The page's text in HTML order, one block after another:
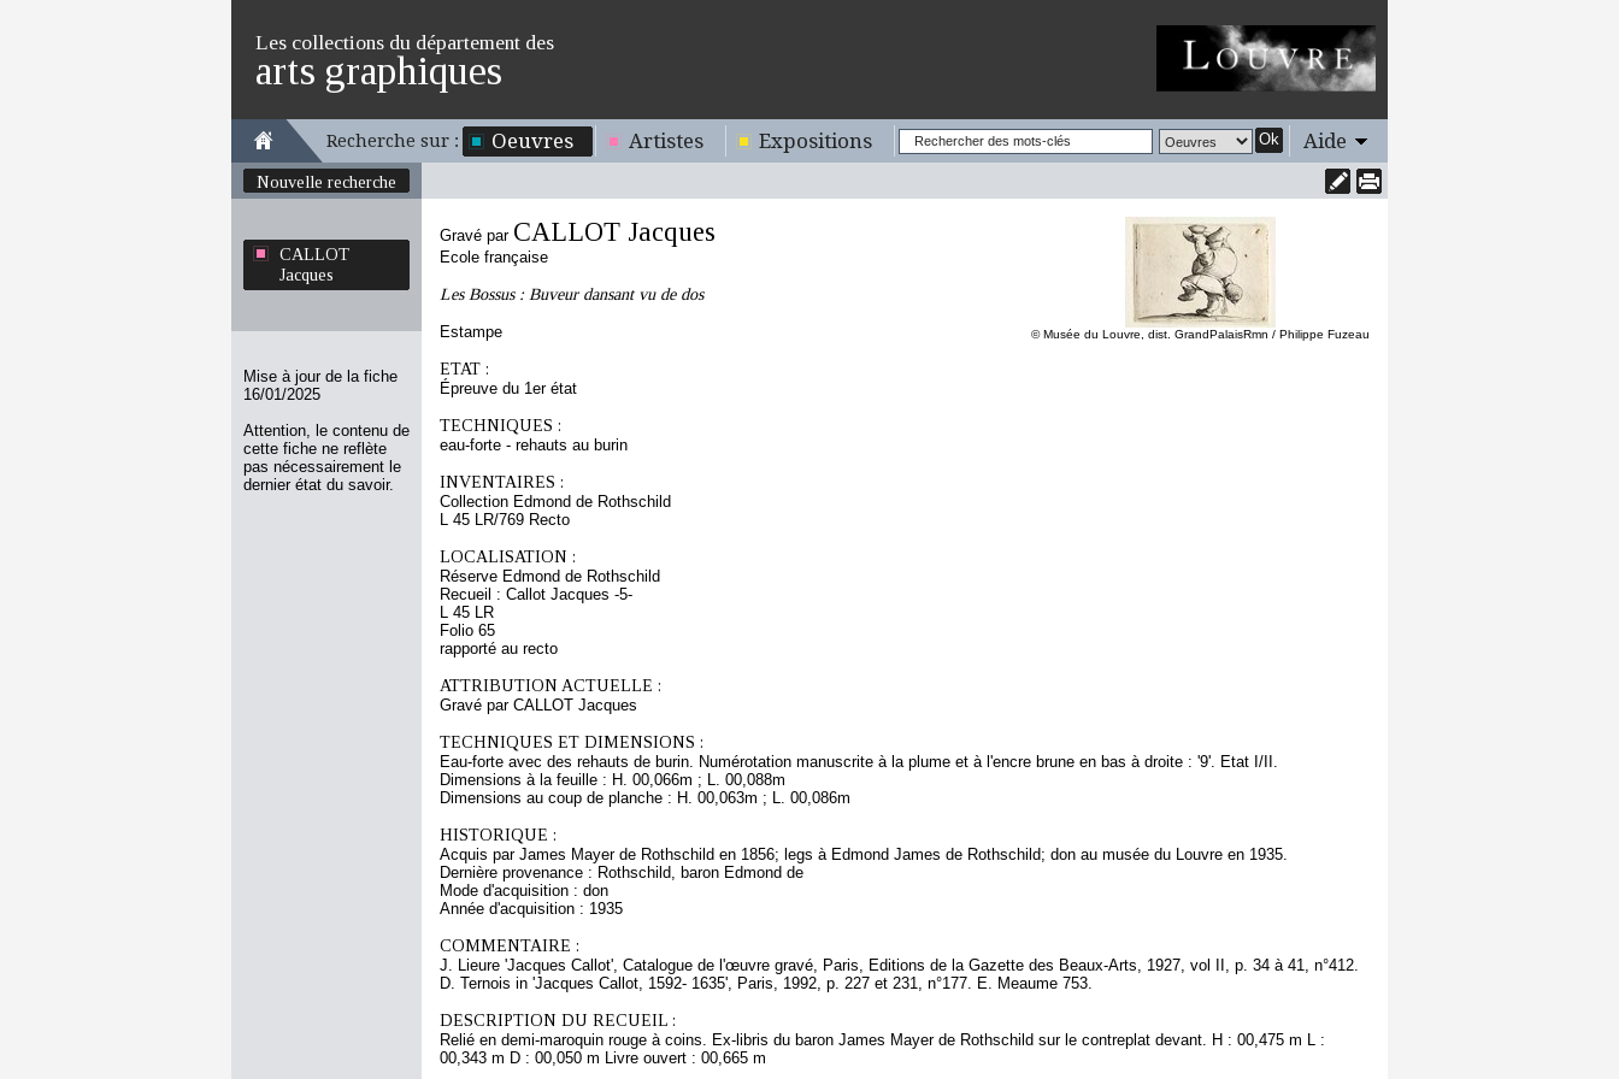
Les collections du département des
arts graphiques
Recherche sur : Oeuvres Artistes Expositions Ok Aide
Nouvelle recherche
CALLOT
Jacques
Mise à jour de la fiche
16/01/2025
Attention, le contenu de
cette fiche ne reflète
pas nécessairement le
dernier état du savoir.
© Musée du Louvre, dist. GrandPalaisRmn / Philippe Fuzeau
Gravé par CALLOT Jacques
Ecole française
Les Bossus : Buveur dansant vu de dos
Estampe
ETAT :
Épreuve du 1er état
TECHNIQUES :
eau-forte - rehauts au burin
INVENTAIRES :
Collection Edmond de Rothschild
L 45 LR/769 Recto
LOCALISATION :
Réserve Edmond de Rothschild
Recueil : Callot Jacques -5-
L 45 LR
Folio 65
rapporté au recto
ATTRIBUTION ACTUELLE :
Gravé par CALLOT Jacques
TECHNIQUES ET DIMENSIONS :
Eau-forte avec des rehauts de burin. Numérotation manuscrite à la plume et à l'encre brune en bas à droite : '9'. Etat I/II.
Dimensions à la feuille : H. 00,066m ; L. 00,088m
Dimensions au coup de planche : H. 00,063m ; L. 00,086m
HISTORIQUE :
Acquis par James Mayer de Rothschild en 1856; legs à Edmond James de Rothschild; don au musée du Louvre en 1935.
Dernière provenance : Rothschild, baron Edmond de
Mode d'acquisition : don
Année d'acquisition : 1935
COMMENTAIRE :
J. Lieure 'Jacques Callot', Catalogue de l'œuvre gravé, Paris, Editions de la Gazette des Beaux-Arts, 1927, vol II, p. 34 à 41, n°412.
D. Ternois in 'Jacques Callot, 1592- 1635', Paris, 1992, p. 227 et 231, n°177. E. Meaume 753.
DESCRIPTION DU RECUEIL :
Relié en demi-maroquin rouge à coins. Ex-libris du baron James Mayer de Rothschild sur le contreplat devant. H : 00,475 m L :
00,343 m D : 00,050 m Livre ouvert : 00,665 m